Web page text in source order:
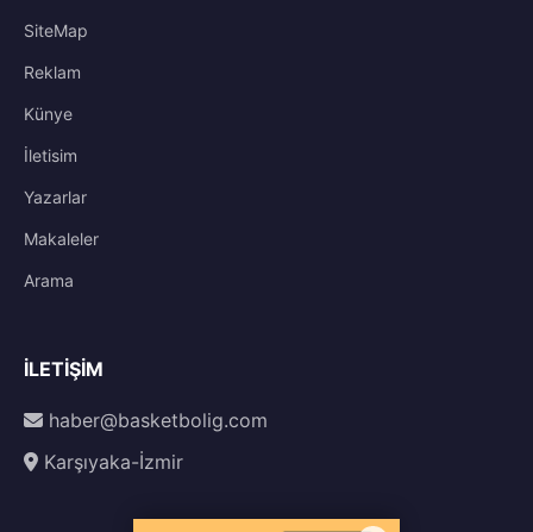
SiteMap
Reklam
Künye
İletisim
Yazarlar
Makaleler
Arama
İLETIŞIM
haber@basketbolig.com
Karşıyaka-İzmir